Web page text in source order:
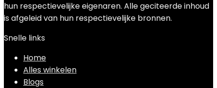
hun respectievelijke eigenaren. Alle geciteerde inhoud
is afgeleid van hun respectievelijke bronnen.
Snelle links
Home
Alles winkelen
Blogs